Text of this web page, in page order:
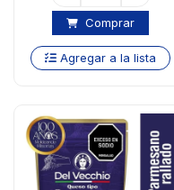
Comprar
Agregar a la lista